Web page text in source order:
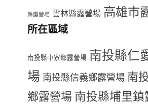
縣露營場 雲林縣露營場 高雄市
所在區域
南投縣中寮鄉露營場 南投縣仁
場 南投縣信義鄉露營場 南
鄉露營場 南投縣埔里鎮